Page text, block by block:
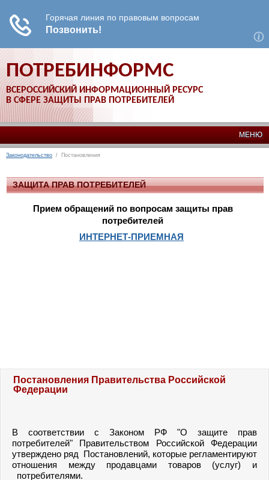
ПОТРЕБИНФОРМС
ВСЕРОССИЙСКИЙ ИНФОРМАЦИОННЫЙ РЕСУРС
В СФЕРЕ ЗАЩИТЫ ПРАВ ПОТРЕБИТЕЛЕЙ
МЕНЮ
Законодательство / Постановления
ЗАЩИТА ПРАВ ПОТРЕБИТЕЛЕЙ
Прием обращений по вопросам защиты прав
потребителей
ИНТЕРНЕТ-ПРИЕМНАЯ
Постановления Правительства Российской
Федерации
В соответствии с Законом РФ "О защите прав
потребителей" Правительством Российской Федерации
утверждено ряд Постановлений, которые регламентируют
отношения между продавцами товаров (услуг) и
потребителями.